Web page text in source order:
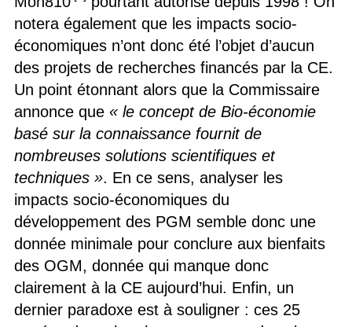
notera également que les impacts socio-
économiques n’ont donc été l’objet d’aucun
des projets de recherches financés par la CE.
Un point étonnant alors que la Commissaire
annonce que « le concept de Bio-économie
basé sur la connaissance fournit de
nombreuses solutions scientifiques et
techniques ». En ce sens, analyser les
impacts socio-économiques du
développement des PGM semble donc une
donnée minimale pour conclure aux bienfaits
des OGM, donnée qui manque donc
clairement à la CE aujourd’hui. Enfin, un
dernier paradoxe est à souligner : ces 25